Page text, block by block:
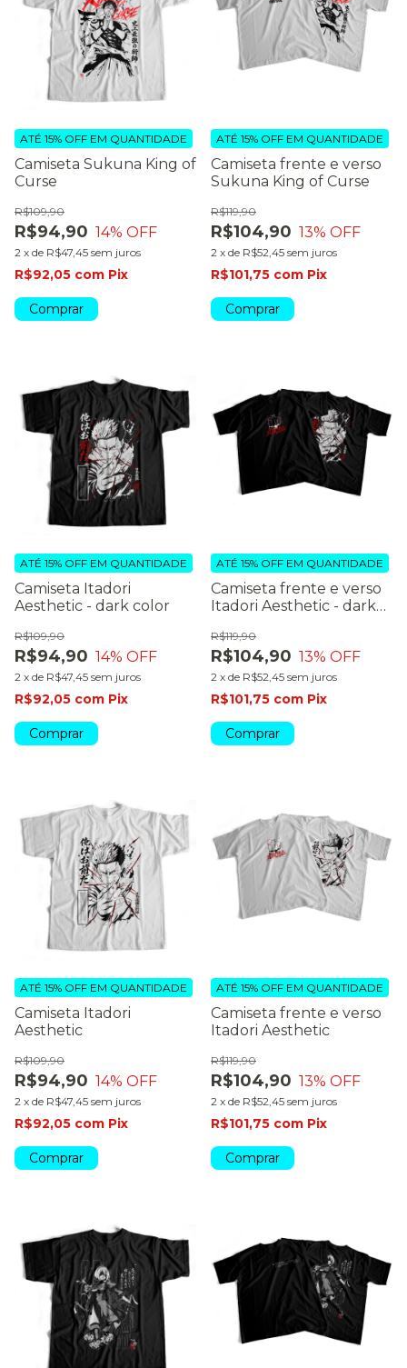
Camiseta Sukuna King of
Curse
R$94,90
R$109,90
14% OFF
2 x de R$47,45 sem juros
ATÉ 15% OFF EM QUANTIDADE
R$92,05 com Pix
Comprar
Camiseta frente e verso
Sukuna King of Curse
R$104,90
R$119,90
13% OFF
2 x de R$52,45 sem juros
ATÉ 15% OFF EM QUANTIDADE
R$101,75 com Pix
Comprar
Camiseta Itadori
Aesthetic - dark color
R$94,90
R$109,90
14% OFF
2 x de R$47,45 sem juros
ATÉ 15% OFF EM QUANTIDADE
R$92,05 com Pix
Comprar
Camiseta frente e verso
Itadori Aesthetic - dark
R$104,90
R$119,90
13% OFF
2 x de R$52,45 sem juros
ATÉ 15% OFF EM QUANTIDADE
R$101,75 com Pix
Comprar
Camiseta Itadori
Aesthetic
R$94,90
R$109,90
14% OFF
2 x de R$47,45 sem juros
ATÉ 15% OFF EM QUANTIDADE
R$92,05 com Pix
Comprar
Camiseta frente e verso
Itadori Aesthetic
R$104,90
R$119,90
13% OFF
2 x de R$52,45 sem juros
ATÉ 15% OFF EM QUANTIDADE
R$101,75 com Pix
Comprar